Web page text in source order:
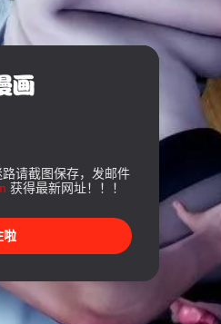
请截图保存，发邮件
获得最新网址！！！
啦